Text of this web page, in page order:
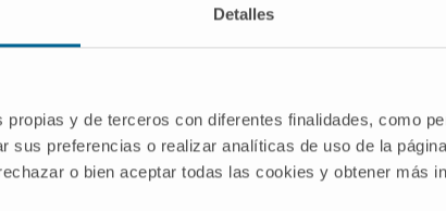
Detalles
propias y de terceros con diferentes finalidades, como
sus preferencias o realizar analíticas de uso de la
o bien aceptar todas las cookies y obtener más
la edad avanzada, la piel oscura, la obesidad,
ricos en vitamina D. “Aunque vivamos
factores hace que el déficit siga siendo